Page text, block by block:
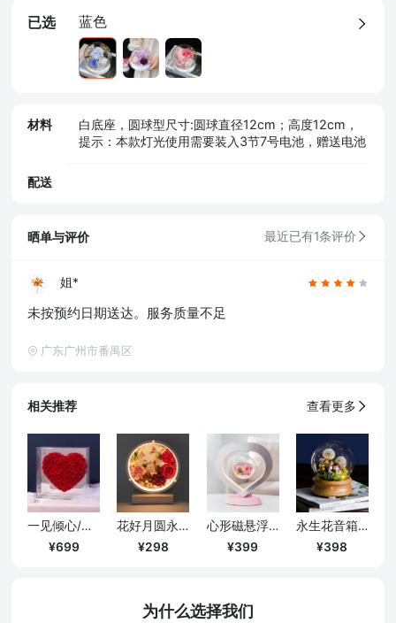
已选 蓝色
材料
白底座，圆球型尺寸:圆球直径12cm；高度12cm，
提示：本款灯光使用需要装入3节7号电池，赠送电池
配送
晒单与评价 最近已有1条评价
姐*
未按预约日期送达。服务质量不足
广东广州市番禺区
相关推荐 查看更多
一见倾心/镜面爱心永生花礼盒-挚爱红
699
花好月圆永生花台灯/送长辈老师定制款
298
心形磁悬浮永生花夜灯/带音箱款
399
永生花音箱小夜灯
398
为什么选择我们